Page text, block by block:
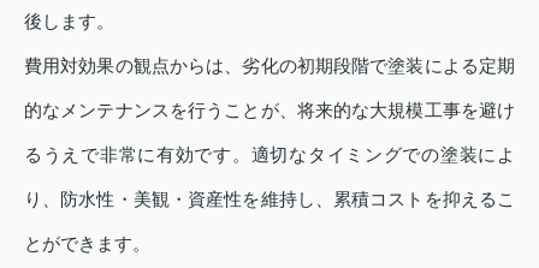
後します。
費用対効果の観点からは、劣化の初期段階で塗装による定期
的なメンテナンスを行うことが、将来的な大規模工事を避け
るうえで非常に有効です。適切なタイミングでの塗装によ
り、防水性・美観・資産性を維持し、累積コストを抑えるこ
とができます。